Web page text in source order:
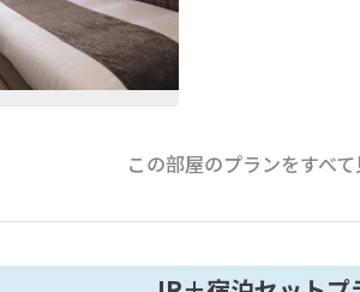
この部屋のプランをすべて